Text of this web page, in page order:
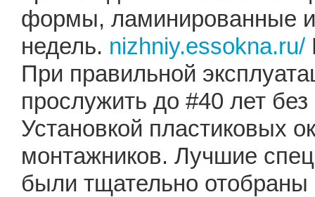
формы, ламинированные
недель. nizhniy.essokna.ru/
При правильной
прослужить до #40 лет
Установкой пластиковых
монтажников. Лучшие
были тщательно